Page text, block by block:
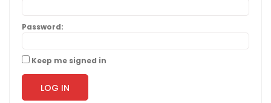
Password:
Keep me signed in
LOG IN